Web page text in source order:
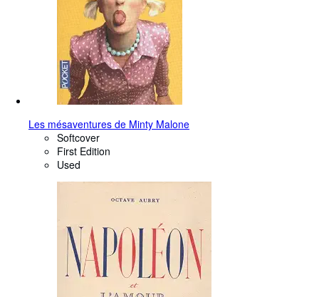
Les mésaventures de Minty Malone
Softcover
First Edition
Used